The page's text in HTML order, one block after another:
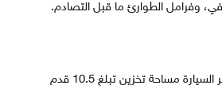
وفرامل الطوارئ ما قبل التصادم.
: توفر السيارة مساحة تخزين تبلغ 10.5 قدم